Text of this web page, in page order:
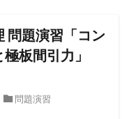
問題演習「コン
板間引力」
問題演習